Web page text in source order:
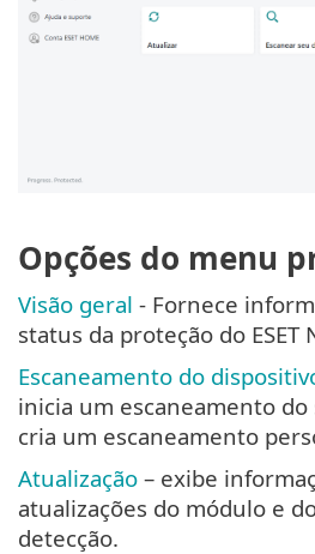
Opções do menu
Visão geral - Fornece
status da proteção do ESET
Escaneamento do
inicia um escaneamento
cria um escaneamento
Atualização – exibe
atualizações do módulo e
detecção.